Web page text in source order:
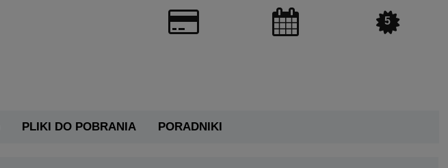
5
PLIKI DO POBRANIA PORADNIKI